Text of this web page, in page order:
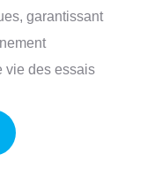
garantissant
vie des essais